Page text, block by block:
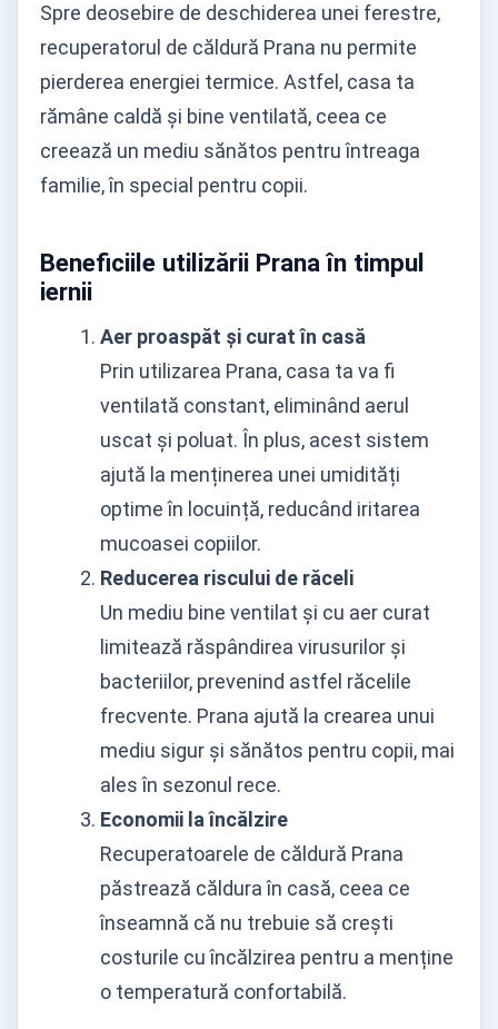
Spre deosebire de deschiderea unei ferestre,
recuperatorul de căldură Prana nu permite
pierderea energiei termice. Astfel, casa ta
rămâne caldă și bine ventilată, ceea ce
creează un mediu sănătos pentru întreaga
familie, în special pentru copii.
Beneficiile utilizării Prana în timpul
iernii
Aer proaspăt și curat în casă
Prin utilizarea Prana, casa ta va fi
ventilată constant, eliminând aerul
uscat și poluat. În plus, acest sistem
ajută la menținerea unei umidități
optime în locuință, reducând iritarea
mucoasei copiilor.
Reducerea riscului de răceli
Un mediu bine ventilat și cu aer curat
limitează răspândirea virusurilor și
bacteriilor, prevenind astfel răcelile
frecvente. Prana ajută la crearea unui
mediu sigur și sănătos pentru copii, mai
ales în sezonul rece.
Economii la încălzire
Recuperatoarele de căldură Prana
păstrează căldura în casă, ceea ce
înseamnă că nu trebuie să crești
costurile cu încălzirea pentru a menține
o temperatură confortabilă.